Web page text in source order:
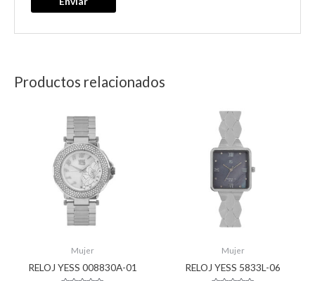
Productos relacionados
Mujer
RELOJ YESS 008830A-01
Mujer
RELOJ YESS 5833L-06